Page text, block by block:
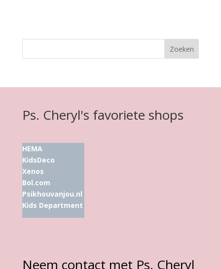
Ps. Cheryl's favoriete shops
HEMA
KidsDeco
Xenos
Bol.com
Psikhouvanjou.nl
Kids Department
Neem contact met Ps. Cheryl